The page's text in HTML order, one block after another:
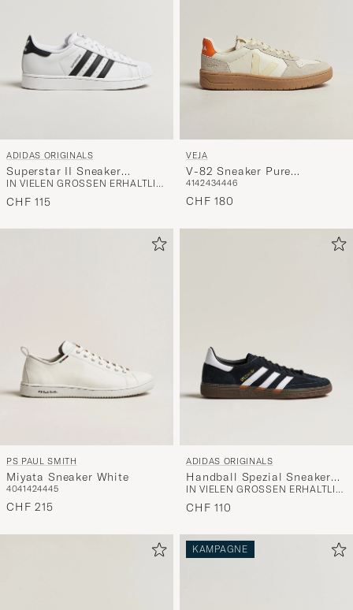
ADIDAS ORIGINALS
Superstar II Sneaker
White/Black
IN VIELEN GRÖSSEN ERHÄLTLICH
CHF 115
VEJA
V-82 Sneaker Pure
Calcaire/Fury
4142434446
CHF 180
PS PAUL SMITH
Miyata Sneaker White
4041424445
CHF 215
ADIDAS ORIGINALS
Handball Spezial Sneaker
Black/White
IN VIELEN GRÖSSEN ERHÄLTLICH
CHF 110
KAMPAGNE